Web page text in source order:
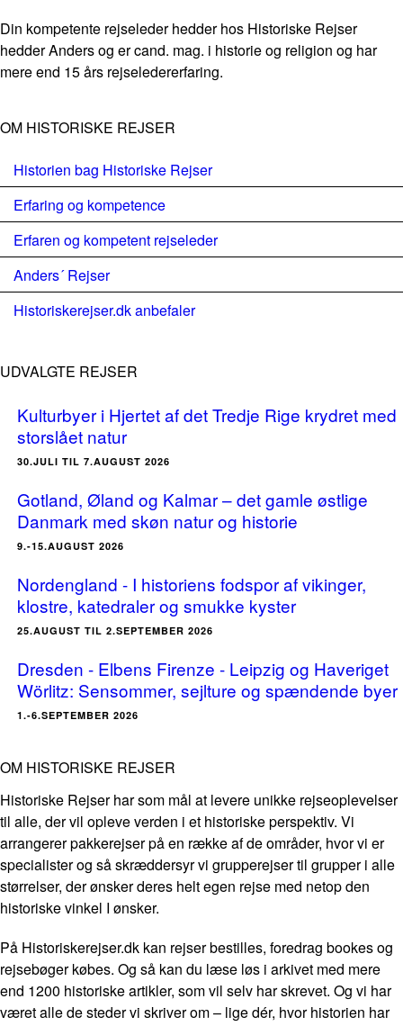
Din kompetente rejseleder hedder hos Historiske Rejser
hedder Anders og er cand. mag. i historie og religion og har
mere end 15 års rejseledererfaring.
OM HISTORISKE REJSER
Historien bag Historiske Rejser
Erfaring og kompetence
Erfaren og kompetent rejseleder
Anders´ Rejser
Historiskerejser.dk anbefaler
UDVALGTE REJSER
Kulturbyer i Hjertet af det Tredje Rige krydret med
storslået natur
30.JULI TIL 7.AUGUST 2026
Gotland, Øland og Kalmar – det gamle østlige
Danmark med skøn natur og historie
9.-15.AUGUST 2026
Nordengland - I historiens fodspor af vikinger,
klostre, katedraler og smukke kyster
25.AUGUST TIL 2.SEPTEMBER 2026
Dresden - Elbens Firenze - Leipzig og Haveriget
Wörlitz: Sensommer, sejlture og spændende byer
1.-6.SEPTEMBER 2026
OM HISTORISKE REJSER
Historiske Rejser har som mål at levere unikke rejseoplevelser
til alle, der vil opleve verden i et historiske perspektiv. Vi
arrangerer pakkerejser på en række af de områder, hvor vi er
specialister og så skræddersyr vi grupperejser til grupper i alle
størrelser, der ønsker deres helt egen rejse med netop den
historiske vinkel I ønsker.
På Historiskerejser.dk kan rejser bestilles, foredrag bookes og
rejsebøger købes. Og så kan du læse løs i arkivet med mere
end 1200 historiske artikler, som vil selv har skrevet. Og vi har
været alle de steder vi skriver om – lige dér, hvor historien har